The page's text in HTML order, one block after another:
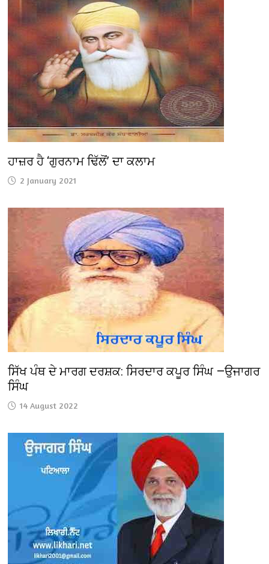
ਹਾਜ਼ਰ ਹੈ ‘ਗੁਰਨਾਮ ਢਿੱਲੋਂ’ ਦਾ ਕਲਾਮ
2 January 2021
ਸਿੱਖ ਪੰਥ ਦੇ ਮਾਰਗ ਦਰਸ਼ਕ: ਸਿਰਦਾਰ ਕਪੂਰ ਸਿੰਘ —ਉਜਾਗਰ
ਸਿੰਘ
14 August 2022